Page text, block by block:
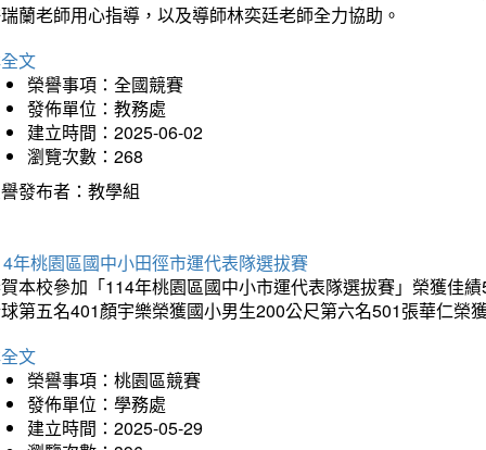
蘭老師用心指導，以及導師林奕廷老師全力協助。
文
榮譽事項：全國競賽
發佈單位：教務處
建立時間：2025-06-02
瀏覽次數：268
發布者：教學組
年桃園區國中小田徑市運代表隊選拔賽
本校參加「114年桃園區國中小市運代表隊選拔賽」榮獲佳
第五名401顏宇樂榮獲國小男生200公尺第六名501張華仁
文
榮譽事項：桃園區競賽
發佈單位：學務處
建立時間：2025-05-29